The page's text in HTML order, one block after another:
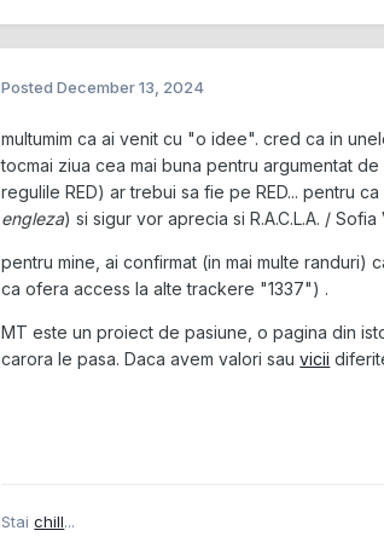
PostedDecember 13, 2024
multumim ca ai venit cu "o idee". cred ca in
tocmai ziua cea mai buna pentru argumentat
regulile RED) ar trebui sa fie pe RED... pentru
engleza) si sigur vor aprecia si R.A.C.L.A. /
pentru mine, ai confirmat (in mai multe randuri)
ca ofera access la alte trackere "1337") .
MT este un proiect de pasiune, o pagina din
carora le pasa. Daca avem valori sauvicii
Staichill...